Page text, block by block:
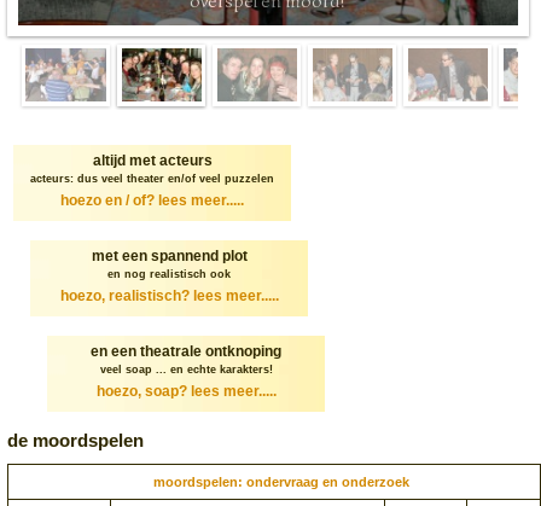
altijd met acteurs
acteurs: dus veel theater en/of veel puzzelen
hoezo en / of? lees meer.....
met een spannend plot
en nog realistisch ook
hoezo, realistisch? lees meer.....
en een theatrale ontknoping
veel soap ... en echte karakters!
hoezo, soap? lees meer.....
de moordspelen
moordspelen: ondervraag en onderzoek